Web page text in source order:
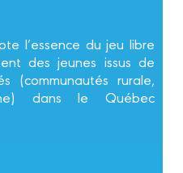
l’essence du jeu libre
des jeunes issus de
(communautés rurale,
dans le Québec